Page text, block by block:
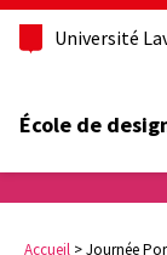
Université
École de
Accueil >Journée